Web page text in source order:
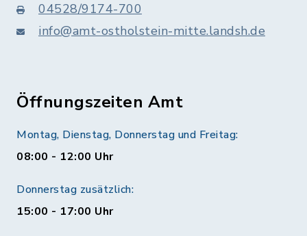
04528/9174-700
info@amt-ostholstein-mitte.landsh.de
Öffnungszeiten Amt
Montag, Dienstag, Donnerstag und Freitag:
08:00 - 12:00 Uhr
Donnerstag zusätzlich:
15:00 - 17:00 Uhr